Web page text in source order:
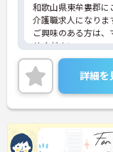
和歌山県東牟婁郡に
介護職求人になりま
ご興味のある方は
せください。
詳細を